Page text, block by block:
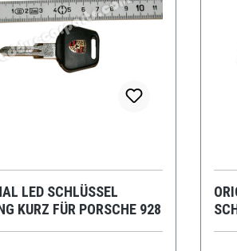
LED SCHLÜSSEL
ROHLING KURZ FÜR PORSCHE 928